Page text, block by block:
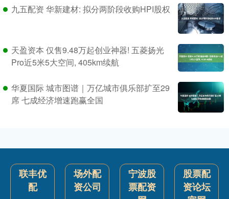
九五配资 华新建材: 拟分两阶段收购HPI股权
天盈资本 仅售9.48万起创业神器! 五菱扬光
Pro近5米5大空间, 405km续航
华夏国际 城市图谱｜万亿城市俱乐部扩至29
席 七成经济增速跑赢全国
联丰优
配
场外配
资公司
宁波股
票配资
股票配
资论坛